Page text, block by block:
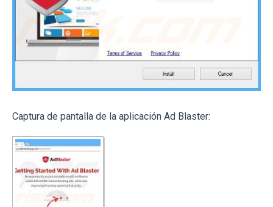
Captura de pantalla de la aplicación Ad Blaster: